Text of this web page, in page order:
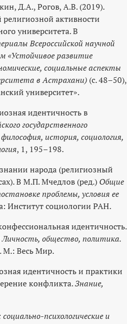
Д.А., Рогов, А.В. (2019).
активности
университета. В
Всероссийской научной
«Устойчивое развитие
социальные аспекты
в Астрахани) (с. 48–50),
университет».
идентичность в
государственного
история, социология,
, 1, 195–198.
народа (религиозный
В М.П. Мчедлов (ред.) Общие
проблемы, условия ее
Институт социологии РАН.
идентичность.
общество, политика.
М.: Весь Мир.
идентичность и практики
конфликта.Знание,
психологические и